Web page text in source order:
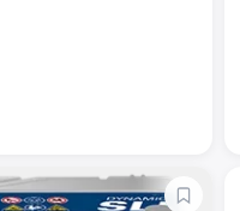
!КАТ. -10% 563